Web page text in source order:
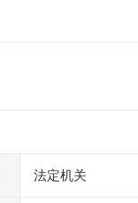
法定机关